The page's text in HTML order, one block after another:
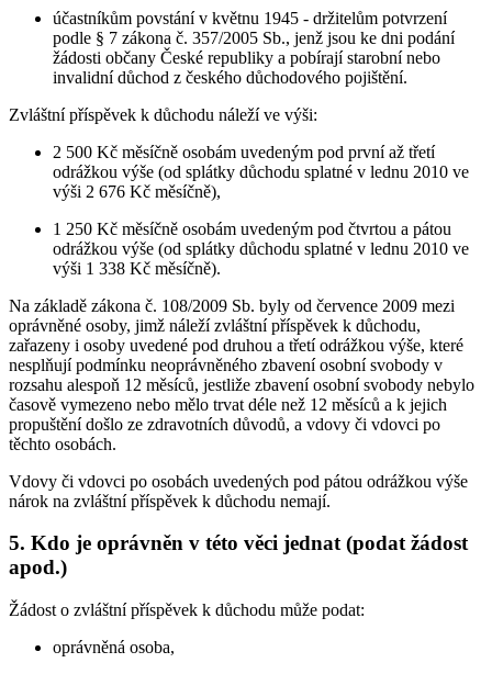
účastníkům povstání v květnu 1945 - držitelům potvrzení
podle § 7 zákona č. 357/2005 Sb., jenž jsou ke dni podání
žádosti občany České republiky a pobírají starobní nebo
invalidní důchod z českého důchodového pojištění.
Zvláštní příspěvek k důchodu náleží ve výši:
2 500 Kč měsíčně osobám uvedeným pod první až třetí
odrážkou výše (od splátky důchodu splatné v lednu 2010 ve
výši 2 676 Kč měsíčně),
1 250 Kč měsíčně osobám uvedeným pod čtvrtou a pátou
odrážkou výše (od splátky důchodu splatné v lednu 2010 ve
výši 1 338 Kč měsíčně).
Na základě zákona č. 108/2009 Sb. byly od července 2009 mezi
oprávněné osoby, jimž náleží zvláštní příspěvek k důchodu,
zařazeny i osoby uvedené pod druhou a třetí odrážkou výše, které
nesplňují podmínku neoprávněného zbavení osobní svobody v
rozsahu alespoň 12 měsíců, jestliže zbavení osobní svobody nebylo
časově vymezeno nebo mělo trvat déle než 12 měsíců a k jejich
propuštění došlo ze zdravotních důvodů, a vdovy či vdovci po
těchto osobách.
Vdovy či vdovci po osobách uvedených pod pátou odrážkou výše
nárok na zvláštní příspěvek k důchodu nemají.
5. Kdo je oprávněn v této věci jednat (podat žádost
apod.)
Žádost o zvláštní příspěvek k důchodu může podat:
oprávněná osoba,